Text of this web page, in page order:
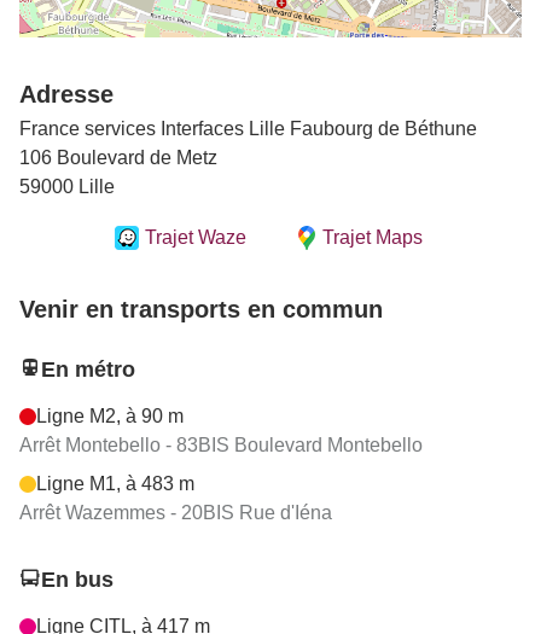
Adresse
France services Interfaces Lille Faubourg de Béthune
106 Boulevard de Metz
59000 Lille
Trajet Waze Trajet Maps
Venir en transports en commun
En métro
Ligne M2, à 90 m
Arrêt Montebello - 83BIS Boulevard Montebello
Ligne M1, à 483 m
Arrêt Wazemmes - 20BIS Rue d'Iéna
En bus
Ligne CITL, à 417 m